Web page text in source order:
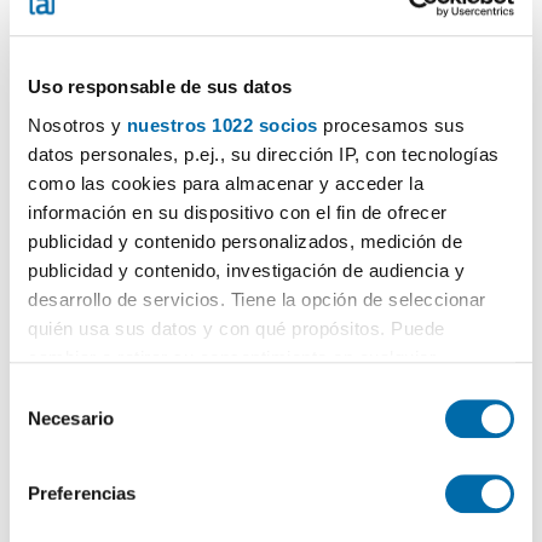
Uso responsable de sus datos
Nosotros y nuestros 1022 socios procesamos sus
datos personales, p.ej., su dirección IP, con tecnologías
como las cookies para almacenar y acceder la
información en su dispositivo con el fin de ofrecer
publicidad y contenido personalizados, medición de
publicidad y contenido, investigación de audiencia y
desarrollo de servicios. Tiene la opción de seleccionar
quién usa sus datos y con qué propósitos. Puede
el Menú de consentimiento.
Recopilar información sobre su ubicación geográfica
Necesario
Preferencias
950€
115m 3 Bd. 2 Bathrooms
Avenida De La Fama, 58, Ciudad Noreste, La Paz, Murcia
Call
Contact
PREMIUM Máx. 10km